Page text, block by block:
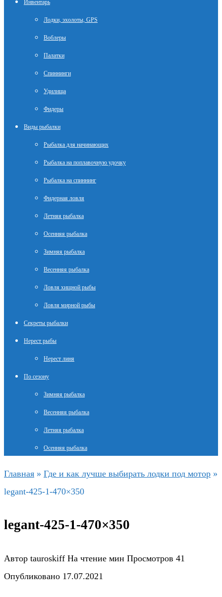
Инвентарь
Лодки, эхолоты, GPS
Воблеры
Палатки
Спиннинги
Удилища
Фидеры
Виды рыбалки
Рыбалка для начинающих
Рыбалка на поплавочную удочку
Рыбалка на спиннинг
Фидерная ловля
Летняя рыбалка
Осенняя рыбалка
Зимняя рыбалка
Весенняя рыбалка
Ловля хищной рыбы
Ловля мирной рыбы
Секреты рыбалки
Нерест рыбы
Нерест линя
По сезону
Зимняя рыбалка
Весенняя рыбалка
Летняя рыбалка
Осенняя рыбалка
Главная » Где и как лучше выбирать лодки под мотор »
legant-425-1-470×350
legant-425-1-470×350
Автор tauroskiff На чтение мин Просмотров 41
Опубликовано 17.07.2021